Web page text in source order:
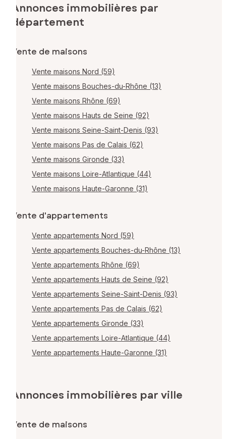
Annonces immobilières par
département
Vente de maisons
Vente maisons Nord (59)
Vente maisons Bouches-du-Rhône (13)
Vente maisons Rhône (69)
Vente maisons Hauts de Seine (92)
Vente maisons Seine-Saint-Denis (93)
Vente maisons Pas de Calais (62)
Vente maisons Gironde (33)
Vente maisons Loire-Atlantique (44)
Vente maisons Haute-Garonne (31)
Vente d'appartements
Vente appartements Nord (59)
Vente appartements Bouches-du-Rhône (13)
Vente appartements Rhône (69)
Vente appartements Hauts de Seine (92)
Vente appartements Seine-Saint-Denis (93)
Vente appartements Pas de Calais (62)
Vente appartements Gironde (33)
Vente appartements Loire-Atlantique (44)
Vente appartements Haute-Garonne (31)
Annonces immobilières par ville
Vente de maisons